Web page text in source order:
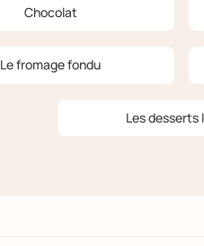
Chocolat
Le fromage fondu
Les desserts